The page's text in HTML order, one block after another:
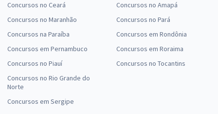
Concursos no Ceará
Concursos no Maranhão
Concursos na Paraíba
Concursos em Pernambuco
Concursos no Piauí
Concursos no Rio Grande do
Norte
Concursos em Sergipe
Concursos no Amapá
Concursos no Pará
Concursos em Rondônia
Concursos em Roraima
Concursos no Tocantins